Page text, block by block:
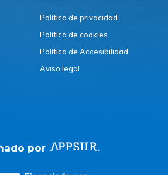
Política de privacidad
Política de cookies
Política de Accesibilidad
Aviso legal
por